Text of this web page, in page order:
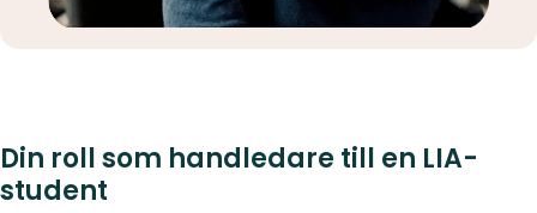
Din roll som handledare till en LIA-
student